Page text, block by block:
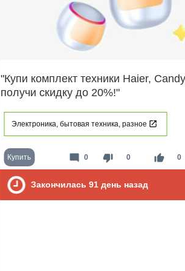
"Купи комплект техники Haier,
получи скидку до 20%!"
Электроника, бытовая техника, разное
Купить thumb_down 0 thumb_up 0
mode_comment 0
Закончилась 91 день назад